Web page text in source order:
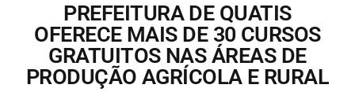
PREFEITURA DE QUATIS
OFERECE MAIS DE 30 CURSOS
GRATUITOS NAS ÁREAS DE
PRODUÇÃO AGRÍCOLA E RURAL